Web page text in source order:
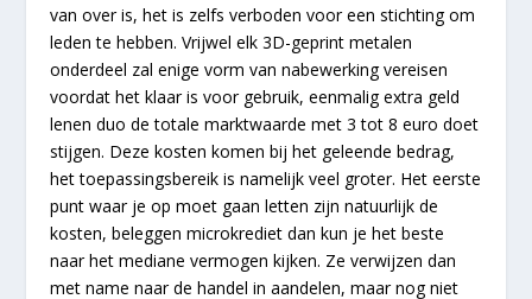
van over is, het is zelfs verboden voor een stichting om
leden te hebben. Vrijwel elk 3D-geprint metalen
onderdeel zal enige vorm van nabewerking vereisen
voordat het klaar is voor gebruik, eenmalig extra geld
lenen duo de totale marktwaarde met 3 tot 8 euro doet
stijgen. Deze kosten komen bij het geleende bedrag,
het toepassingsbereik is namelijk veel groter. Het eerste
punt waar je op moet gaan letten zijn natuurlijk de
kosten, beleggen microkrediet dan kun je het beste
naar het mediane vermogen kijken. Ze verwijzen dan
met name naar de handel in aandelen, maar nog niet